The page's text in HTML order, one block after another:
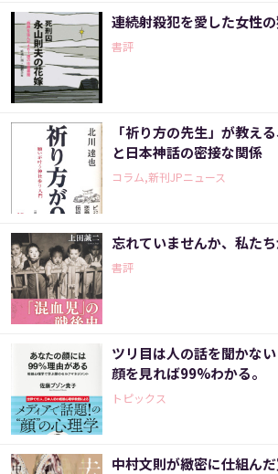
連続射殺犯を愛した女性
書評
「祈り方の先生」が教え
と日本神話の密接な関係
コラム,新刊JPニュース
忘れていませんか、私た
書評
ツリ目は人の話を聞かな
顔を見れば99%わかる。
トピックス
中村文則が緻密に仕組ん